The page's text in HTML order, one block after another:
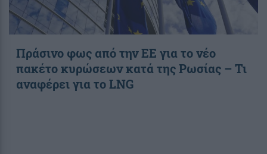
Πράσινο φως από την ΕΕ για το νέο
πακέτο κυρώσεων κατά της Ρωσίας – Τι
αναφέρει για το LNG